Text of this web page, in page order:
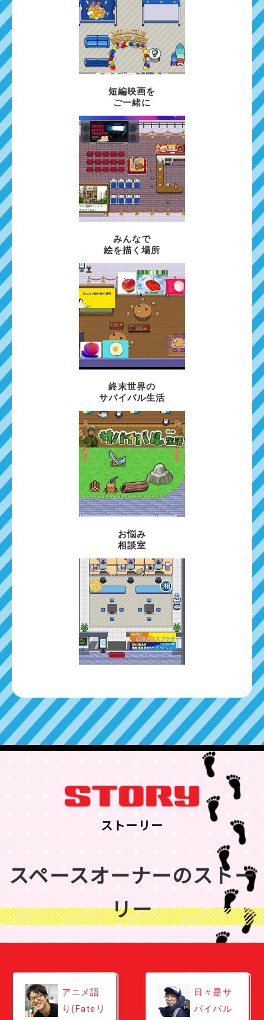
短編映画を
ご一緒に
みんなで
絵を描く場所
終末世界の
サバイバル生活
お悩み
相談室
ストーリー
スペースオーナーのストー
リー
アニメ語
り(Fateリ
日々是サ
バイバル